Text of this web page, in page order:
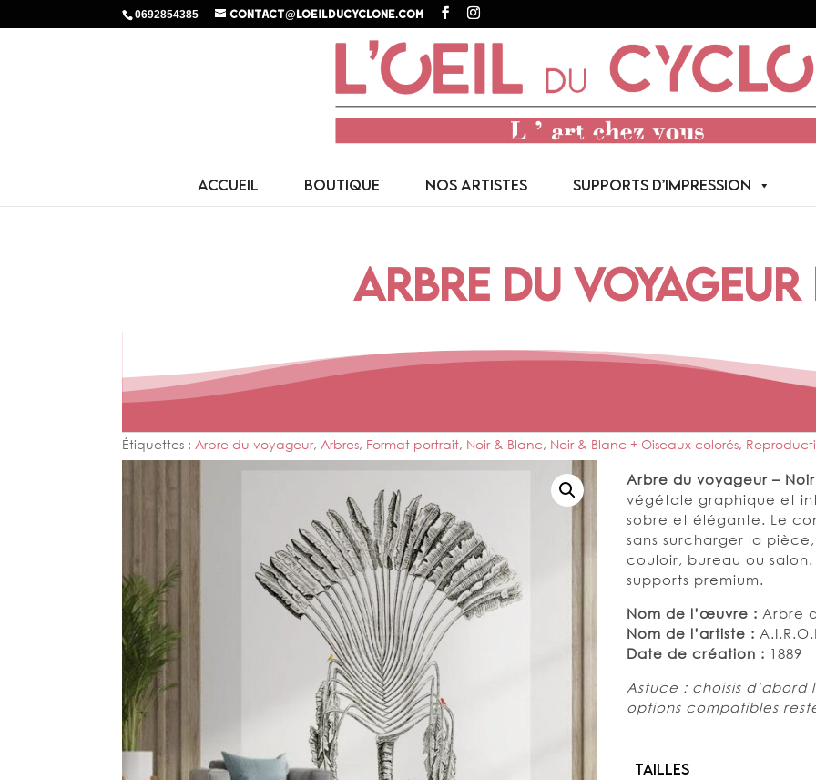
0692854385 contact@loeilducyclone.com
ACCUEIL BOUTIQUE NOS ARTISTES SUPPORTS D’IMPRESSION
ARBRE DU VOYAGEUR
Étiquettes :Arbre du voyageur,Arbres, Format portrait, Noir & Blanc, Noir & Blanc + Oiseaux colorés,
Arbre du voyageur –
végétale graphique et
sobre et élégante. Le
sans surcharger la
couloir, bureau ou
supports premium.
Nom de l’œuvre : Arbre
Nom de l’artiste :
Date de création : 1889
Astuce : choisis
options compatibles
Tailles